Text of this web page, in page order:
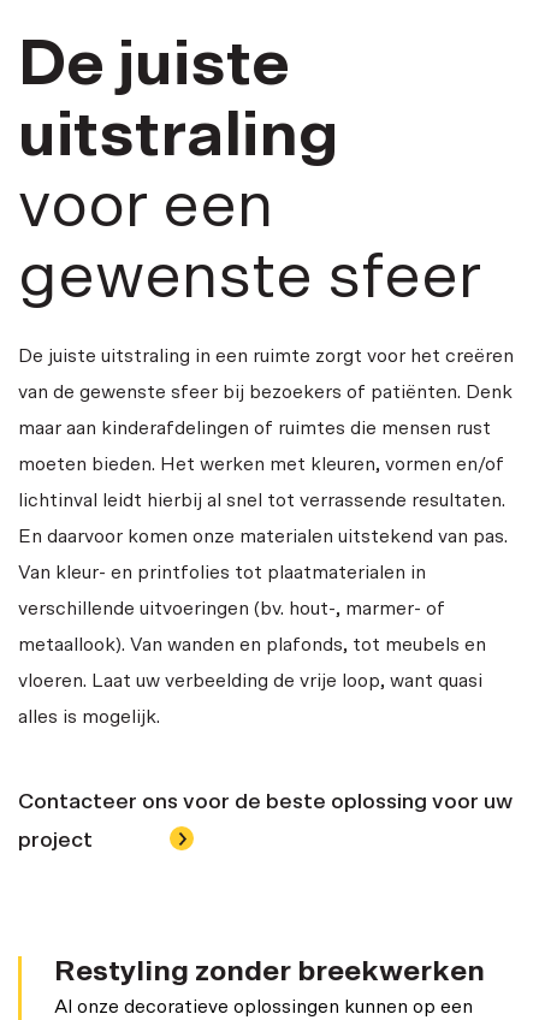
De juiste
uitstraling
voor een
gewenste sfeer
De juiste uitstraling in een ruimte zorgt voor het creëren
van de gewenste sfeer bij bezoekers of patiënten. Denk
maar aan kinderafdelingen of ruimtes die mensen rust
moeten bieden. Het werken met kleuren, vormen en/of
lichtinval leidt hierbij al snel tot verrassende resultaten.
En daarvoor komen onze materialen uitstekend van pas.
Van kleur- en printfolies tot plaatmaterialen in
verschillende uitvoeringen (bv. hout-, marmer- of
metaallook). Van wanden en plafonds, tot meubels en
vloeren. Laat uw verbeelding de vrije loop, want quasi
alles is mogelijk.
Contacteer ons voor de beste oplossing voor uw
project
Restyling zonder breekwerken
Al onze decoratieve oplossingen kunnen op een